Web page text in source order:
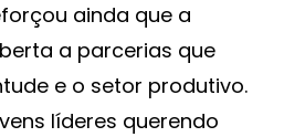
ainda que a
a parcerias que
e o setor produtivo.
líderes querendo